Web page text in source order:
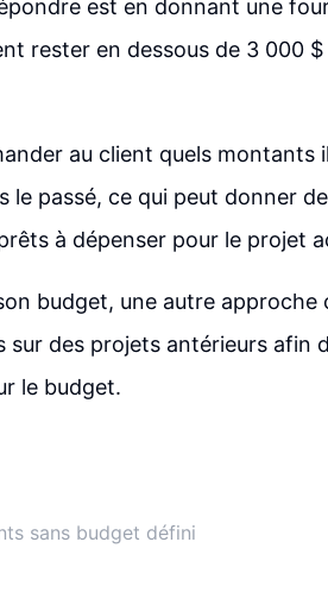
est en donnant une
rester en dessous de 3 000
au client quels montants
le passé, ce qui peut donner
à dépenser pour le projet
budget, une autre approche
des projets antérieurs afin
le budget.
sans budget défini